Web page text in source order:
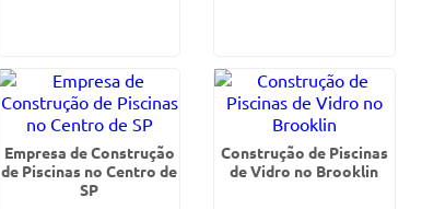
Empresa de Construção
de Piscinas no Centro de
SP
Construção de Piscinas
de Vidro no Brooklin